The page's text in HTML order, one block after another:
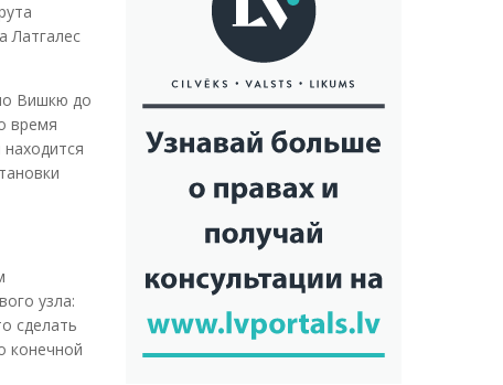
Латгалес
Вишкю до
время
узла:
сделать
конечной